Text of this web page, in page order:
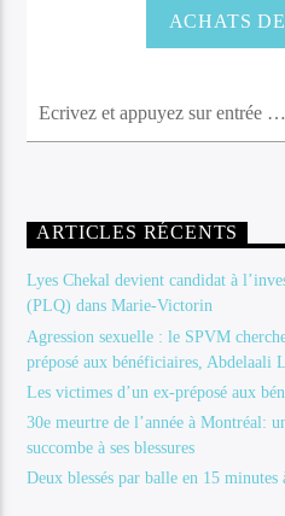
ACHATS
ARTICLES RÉCENTS
Lyes Chekal devient candidat à
(PLQ) dans Marie-Victorin
Agression sexuelle : le SPVM
préposé aux bénéficiaires, Abdelaali
Les victimes d’un ex-préposé aux
30e meurtre de l’année à Montréal:
succombe à ses blessures
Deux blessés par balle en 15 minutes